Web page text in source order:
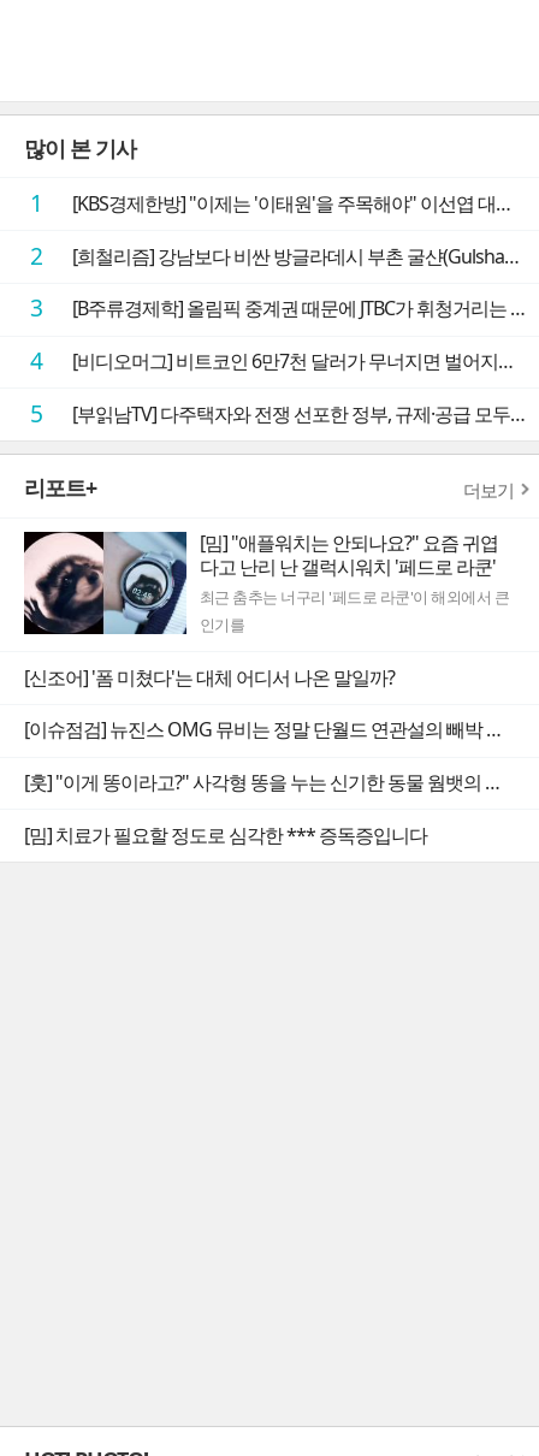
많이 본 기사
1 [KBS경제한방] "이제는 '이태원'을 주목해야" 이선엽 대표가 말하는 AI 시대 투자 성과를 가르는 지점들
2 [희철리즘] 강남보다 비싼 방글라데시 부촌 굴샨(Gulshan)의 극단적인 모습에 충격을 받다
3 [B주류경제학] 올림픽 중계권 때문에 JTBC가 휘청거리는 이유
4 [비디오머그] 비트코인 6만7천 달러가 무너지면 벌어지는 일
5 [부읽남TV] 다주택자와 전쟁 선포한 정부, 규제·공급 모두 실효성 의문
리포트+ 더보기
[밈] "애플워치는 안되나요?" 요즘 귀엽
다고 난리 난 갤럭시워치 '페드로 라쿤'
최근 춤추는 너구리 '페드로 라쿤'이 해외에서 큰
인기를
[신조어] '폼 미쳤다'는 대체 어디서 나온 말일까?
[이슈점검] 뉴진스 OMG 뮤비는 정말 단월드 연관설의 빼박 증거일까
[훗] "이게 똥이라고?" 사각형 똥을 누는 신기한 동물 웜뱃의 비밀
[밈] 치료가 필요할 정도로 심각한 *** 증독증입니다